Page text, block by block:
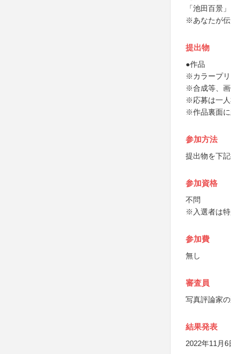
「池田百景」
※あなたが伝
提出物
●作品
※カラープリ
※合成等、
※応募は一
※作品裏面に
参加方法
提出物を下
参加資格
不問
※入選者は特
参加費
無し
審査員
写真評論家
結果発表
2022年11月